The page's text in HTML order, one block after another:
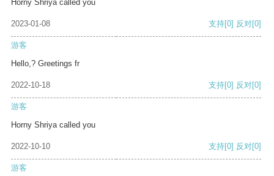
Horny Shriya called you
2023-01-08 支持[0] 反对[0]
游客
Hello,? Greetings fr
2022-10-18 支持[0] 反对[0]
游客
Horny Shriya called you
2022-10-10 支持[0] 反对[0]
游客